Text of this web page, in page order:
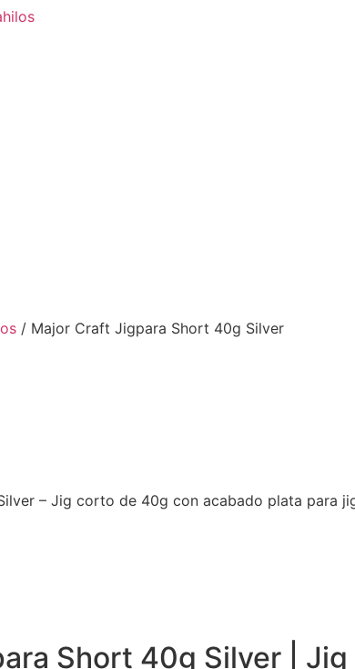
/ Major Craft Jigpara Short 40g Silver
– Jig corto de 40g con acabado plata para
Short 40g Silver |